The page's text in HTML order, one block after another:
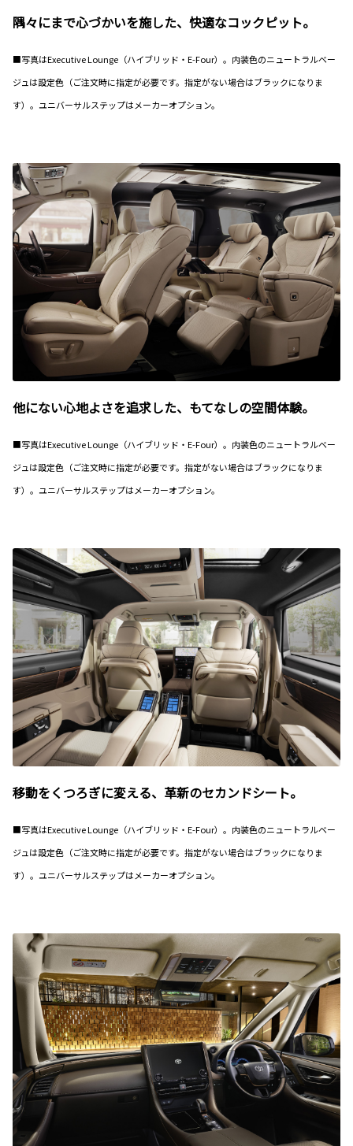
隅々にまで心づかいを施した、快適なコックピット。
■写真はExecutive Lounge（ハイブリッド・E-Four）。内装色のニュートラルベー
ジュは設定色（ご注文時に指定が必要です。指定がない場合はブラックになりま
す）。ユニバーサルステップはメーカーオプション。
他にない心地よさを追求した、もてなしの空間体験。
■写真はExecutive Lounge（ハイブリッド・E-Four）。内装色のニュートラルベー
ジュは設定色（ご注文時に指定が必要です。指定がない場合はブラックになりま
す）。ユニバーサルステップはメーカーオプション。
移動をくつろぎに変える、革新のセカンドシート。
■写真はExecutive Lounge（ハイブリッド・E-Four）。内装色のニュートラルベー
ジュは設定色（ご注文時に指定が必要です。指定がない場合はブラックになりま
す）。ユニバーサルステップはメーカーオプション。